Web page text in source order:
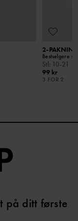
2-
Bestselgere
Stl: 10-21
99 kr
3 FOR 2
på ditt første